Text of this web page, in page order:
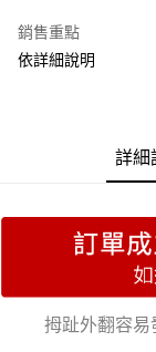
ATM付款
每筆NT$70，滿
每筆NT$70，滿
銷售重點
依詳細說明
詳細
拇趾外翻容易